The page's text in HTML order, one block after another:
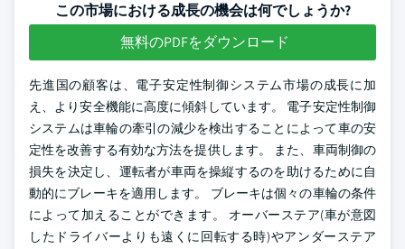
この市場における成長の機会は何でしょうか?
無料のPDFをダウンロード
先進国の顧客は、電子安定性制御システム市場の成長に加
え、より安全機能に高度に傾斜しています。 電子安定性制御
システムは車輪の牽引の減少を検出することによって車の安
定性を改善する有効な方法を提供します。 また、車両制御の
損失を決定し、運転者が車両を操縦するのを助けるために自
動的にブレーキを適用します。 ブレーキは個々の車輪の条件
によって加えることができます。 オーバーステア(車が意図
したドライバーよりも遠くに回転する時)やアンダーステア